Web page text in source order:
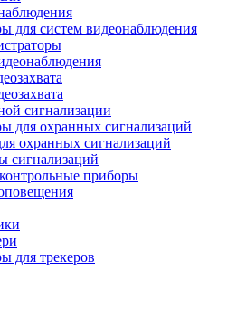
для систем видеонаблюдения
сигнализации
для охранных сигнализаций
охранных сигнализаций
сигнализаций
приборы
для трекеров